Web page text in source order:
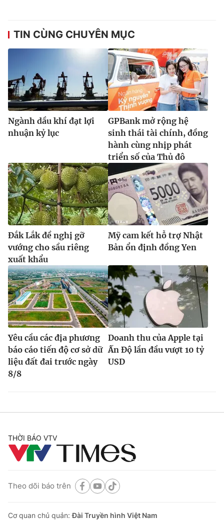
TIN CÙNG CHUYÊN MỤC
Ngành dầu khí đạt lợi
nhuận kỷ lục
GPBank mở rộng hệ
sinh thái tài chính, đồng
hành cùng nhịp phát
triển số của Thủ đô
Đắk Lắk đề nghị gỡ
vướng cho sầu riêng
xuất khẩu
Mỹ cam kết hỗ trợ Nhật
Bản ổn định đồng Yen
Yêu cầu các địa phương
báo cáo tiến độ cơ sở dữ
liệu đất đai trước ngày
8/8
Doanh thu của Apple tại
Ấn Độ lần đầu vượt 10 tỷ
USD
THỜI BÁO VTV
Theo dõi báo trên
Cơ quan chủ quản:Đài Truyền hình Việt Nam